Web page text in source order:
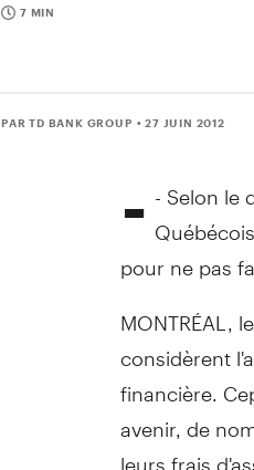
7 MIN
PAR TD BANK GROUP • 27 JUIN 2012
- - Selon le
pour ne pas
MONTRÉAL,
considèrent
financière.
avenir, de
leurs frais